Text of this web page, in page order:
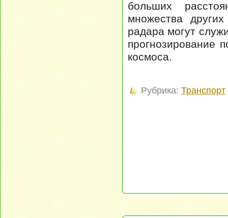
больших
множества
радара могут
прогнозирование
космоса.
Рубрика: Транспорт